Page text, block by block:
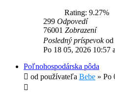
Rating: 9.27%
299 Odpovedí
76001 Zobrazení
Posledný príspevok
Po 18 05, 2026 10:57
Poľnohospodárska pôda
od používateľa Bebe » Po